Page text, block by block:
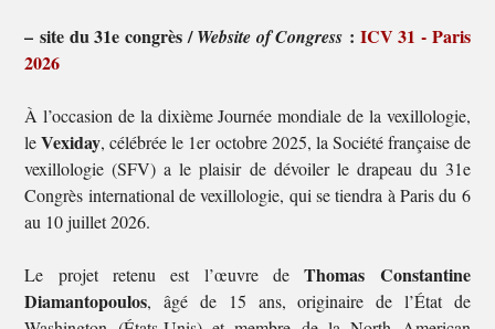
– site du 31e congrès /Website of Congress : ICV 31 - Paris
2026
À l’occasion de la dixième Journée mondiale de la vexillologie,
leVexiday, célébrée le 1er octobre 2025, la Société française de
vexillologie (SFV) a le plaisir de dévoiler le drapeau du 31e
Congrès international de vexillologie, qui se tiendra à Paris du 6
au 10 juillet 2026.
Le projet retenu est l’œuvre deThomas Constantine
Diamantopoulos, âgé de 15 ans, originaire de l’État de